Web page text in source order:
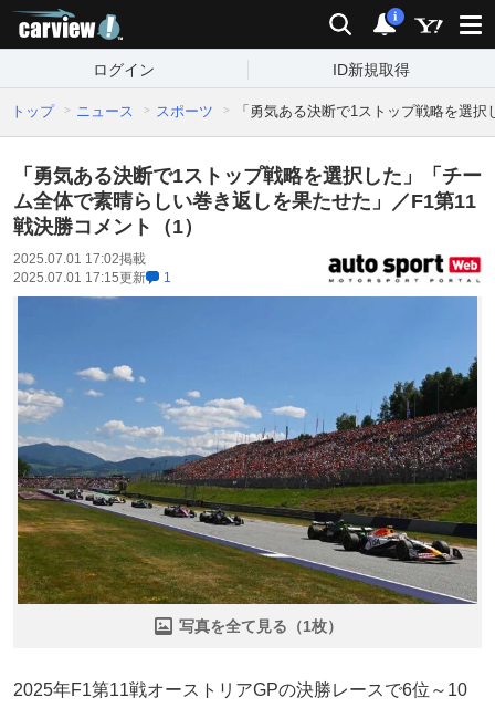
検索 通知
i
ログイン ID新規取得
トップ ニュース スポーツ 「勇気ある決断で1ストップ戦略を選
「勇気ある決断で1ストップ戦略を選択した」「チー
ム全体で素晴らしい巻き返しを果たせた」／F1第11
戦決勝コメント（1）
2025.07.01 17:02掲載
2025.07.01 17:15更新 1
写真を全て見る（1枚）
2025年F1第11戦オーストリアGPの決勝レースで6位～10